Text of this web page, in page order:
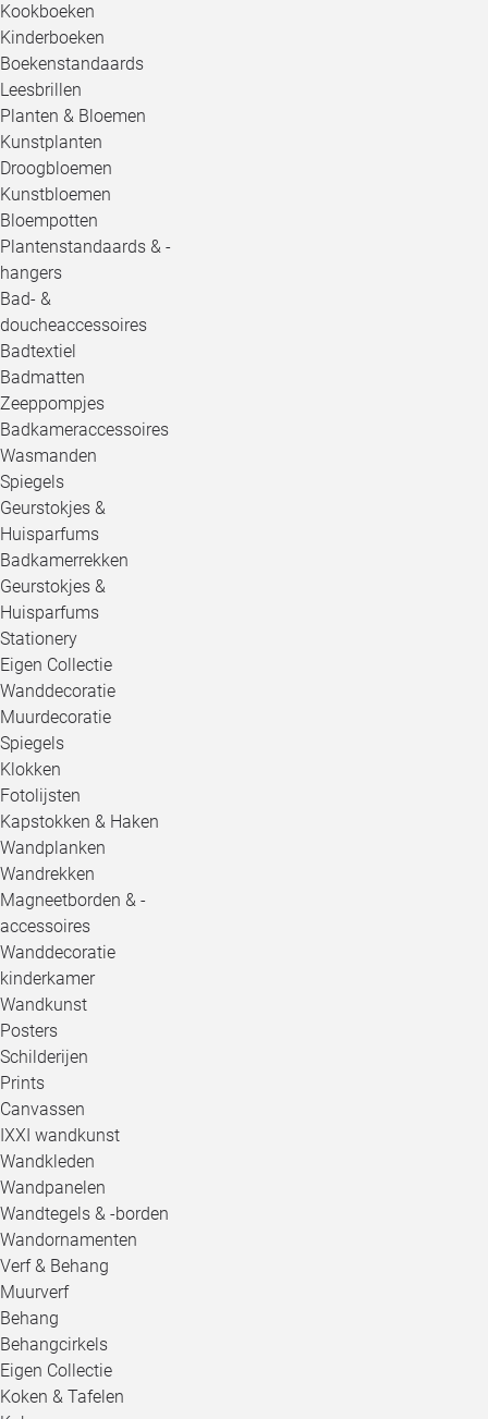
Kookboeken
Kinderboeken
Boekenstandaards
Leesbrillen
Planten & Bloemen
Kunstplanten
Droogbloemen
Kunstbloemen
Bloempotten
Plantenstandaards & -
hangers
Bad- &
doucheaccessoires
Badtextiel
Badmatten
Zeeppompjes
Badkameraccessoires
Wasmanden
Spiegels
Geurstokjes &
Huisparfums
Badkamerrekken
Geurstokjes &
Huisparfums
Stationery
Eigen Collectie
Wanddecoratie
Muurdecoratie
Spiegels
Klokken
Fotolijsten
Kapstokken & Haken
Wandplanken
Wandrekken
Magneetborden & -
accessoires
Wanddecoratie
kinderkamer
Wandkunst
Posters
Schilderijen
Prints
Canvassen
IXXI wandkunst
Wandkleden
Wandpanelen
Wandtegels & -borden
Wandornamenten
Verf & Behang
Muurverf
Behang
Behangcirkels
Eigen Collectie
Koken & Tafelen